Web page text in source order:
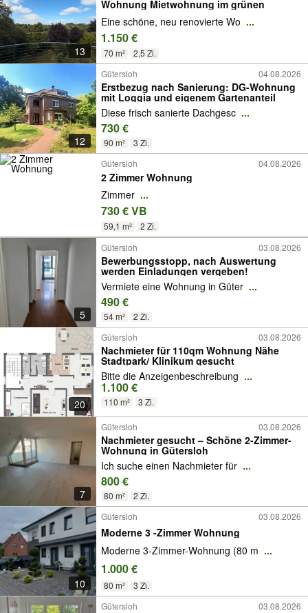
13
Wohnung Mietwohnung im grünen
Eine schöne, neu renovierte Wo ...
1.150 €
70 m² 2,5 Zi.
12
Gütersloh 04.08.2026
Erstbezug nach Sanierung: DG-Wohnung
mit Loggia und eigenem Gartenanteil
Diese frisch sanierte Dachgesc ...
730 €
90 m²
3 Zi.
Gütersloh
04.08.2026
2 Zimmer Wohnung
Zimmer ...
730 € VB
59,1 m² 2 Zi.
5
Gütersloh 03.08.2026
Bewerbungsstopp, nach Auswertung
werden Einladungen vergeben!
Vermiete eine Wohnung in Güter ...
490 €
54 m² 2 Zi.
20
Gütersloh 03.08.2026
Nachmieter für 110qm Wohnung Nähe
Stadtpark/ Klinikum gesucht
Bitte die Anzeigenbeschreibung ...
1.100 €
110 m² 3 Zi.
7
Gütersloh 03.08.2026
Nachmieter gesucht – Schöne 2-Zimmer-
Wohnung in Gütersloh
Ich suche einen Nachmieter für ...
800 €
80 m² 2 Zi.
10
Gütersloh 03.08.2026
Moderne 3 -Zimmer Wohnung
Moderne 3-Zimmer-Wohnung (80 m ...
1.000 €
80 m² 3 Zi.
Gütersloh 03.08.2026